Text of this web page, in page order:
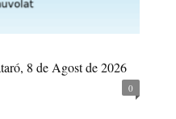
8 de Agost de 2026
0